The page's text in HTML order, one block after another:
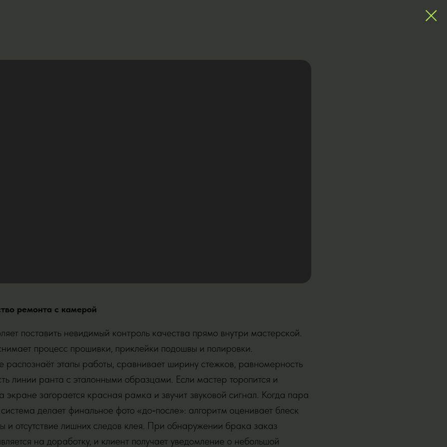
ремонта с камерой
поставить невидимый контроль качества прямо внутри мастерской.
процесс прошивки, приклейки подошвы и полировки.
распознаёт этапы работы, сравнивает ширину стежков, равномерность
линии ранта с эталонными образцами. Если мастер торопится и
экране загорается красная рамка и звучит звуковой сигнал. Когда пара
делает финальное фото «до‑после»: алгоритм оценивает блеск
и отсутствие лишних следов клея. При обнаружении брака заказ
на доработку, и клиент получает уведомление о небольшой